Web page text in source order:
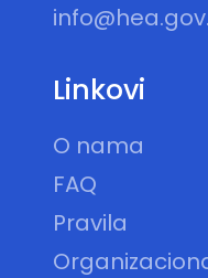
Linkovi
O nama
FAQ
Pravila